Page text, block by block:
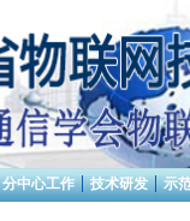
分中心工作 技术研发 示